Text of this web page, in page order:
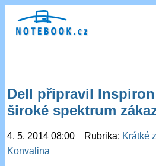
Dell připravil Inspiron
široké spektrum
4. 5. 2014 08:00 Rubrika: Krátké
Konvalina